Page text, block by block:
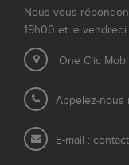
Nous vous
19h00 et le
One Clic
Appelez-nous
E-mail :